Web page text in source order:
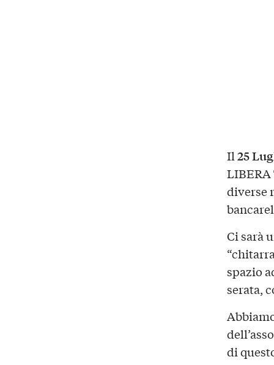
Il25
diverse
Ci sarà
spazio
serata,
di